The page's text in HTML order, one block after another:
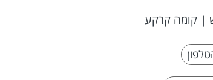
| קומה קרקע